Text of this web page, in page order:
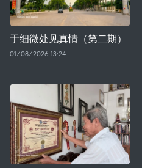
于细微处见真情（第二期）
01/08/2026 13:24